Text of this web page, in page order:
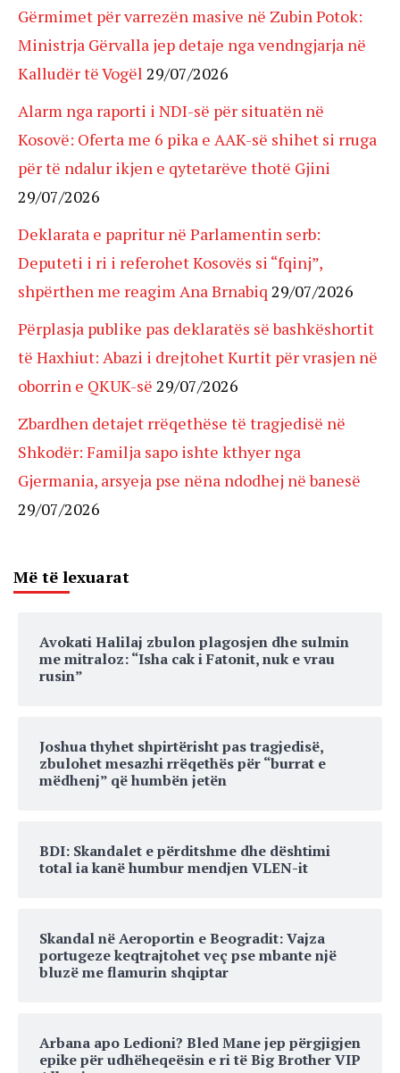
Gërmimet për varrezën masive në Zubin Potok:
Ministrja Gërvalla jep detaje nga vendngjarja në
Kalludër të Vogël 29/07/2026
Alarm nga raporti i NDI-së për situatën në
Kosovë: Oferta me 6 pika e AAK-së shihet si rruga
për të ndalur ikjen e qytetarëve thotë Gjini
29/07/2026
Deklarata e papritur në Parlamentin serb:
Deputeti i ri i referohet Kosovës si “fqinj”,
shpërthen me reagim Ana Brnabiq 29/07/2026
Përplasja publike pas deklaratës së bashkëshortit
të Haxhiut: Abazi i drejtohet Kurtit për vrasjen në
oborrin e QKUK-së 29/07/2026
Zbardhen detajet rrëqethëse të tragjedisë në
Shkodër: Familja sapo ishte kthyer nga
Gjermania, arsyeja pse nëna ndodhej në banesë
29/07/2026
Më të lexuarat
Avokati Halilaj zbulon plagosjen dhe sulmin
me mitraloz: “Isha cak i Fatonit, nuk e vrau
rusin”
Joshua thyhet shpirtërisht pas tragjedisë,
zbulohet mesazhi rrëqethës për “burrat e
mëdhenj” që humbën jetën
BDI: Skandalet e përditshme dhe dështimi
total ia kanë humbur mendjen VLEN-it
Skandal në Aeroportin e Beogradit: Vajza
portugeze keqtrajtohet veç pse mbante një
bluzë me flamurin shqiptar
Arbana apo Ledioni? Bled Mane jep përgjigjen
epike për udhëheqeësin e ri të Big Brother VIP